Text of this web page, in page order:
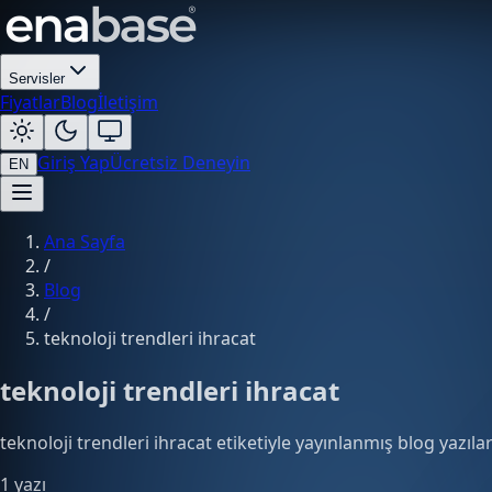
Servisler
FiyatlarBlogİletişim
EN Giriş YapÜcretsiz Deneyin
Ana Sayfa
/
Blog
/
teknoloji trendleri ihracat
teknoloji trendleri ihracat
teknoloji trendleri ihracat etiketiyle yayınlanmış blog
1 yazı